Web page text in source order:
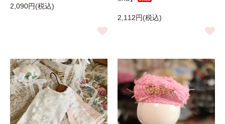
2,090円(税込)
2,112円(税込)